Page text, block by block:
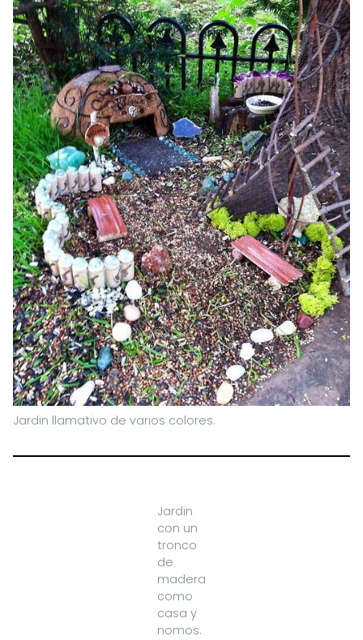
Jardin llamativo de varios colores.
Jardin
con un
tronco
de
madera
como
casa y
nomos.